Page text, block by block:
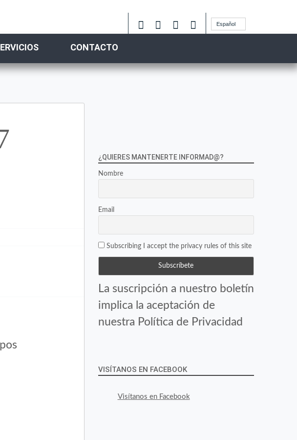
Español
CONTACTO
¿QUIERES MANTENERTE INFORMAD@?
Nombre
Email
Subscribing I accept the privacy rules of this site
La suscripción a nuestro boletín
implica la aceptación de
nuestra Política de Privacidad
VISÍTANOS EN FACEBOOK
Visítanos en Facebook